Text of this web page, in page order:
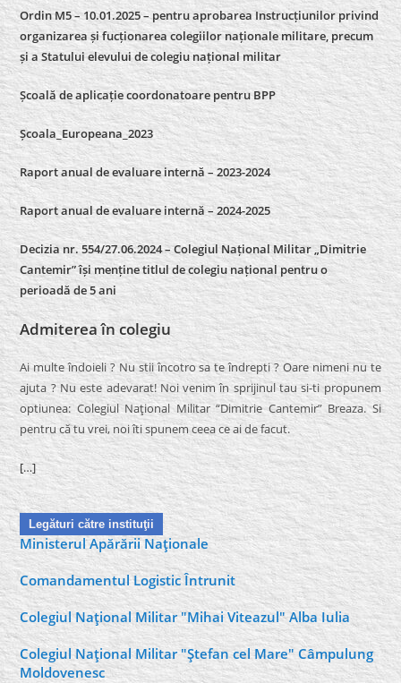
Ordin M5 – 10.01.2025 – pentru aprobarea Instrucțiunilor privind
organizarea și fucționarea colegiilor naționale militare, precum
și a Statului elevului de colegiu național militar
Școală de aplicație coordonatoare pentru BPP
Școala_Europeana_2023
Raport anual de evaluare internă – 2023-2024
Raport anual de evaluare internă –2024-2025
Decizia nr. 554/27.06.2024 – Colegiul Național Militar „Dimitrie
Cantemir” își menține titlul de colegiu național pentru o
perioadă de 5 ani
Admiterea în colegiu
Ai multe îndoieli ? Nu stii încotro sa te îndrepti ? Oare nimeni nu te
ajuta ? Nu este adevarat! Noi venim în sprijinul tau si-ti propunem
optiunea: Colegiul Naţional Militar “Dimitrie Cantemir” Breaza. Si
pentru că tu vrei, noi îti spunem ceea ce ai de facut.
[…]
Legături către instituţii
Ministerul Apărării Naţionale
Comandamentul Logistic Întrunit
Colegiul Naţional Militar "Mihai Viteazul" Alba Iulia
Colegiul Naţional Militar "Ştefan cel Mare" Câmpulung
Moldovenesc